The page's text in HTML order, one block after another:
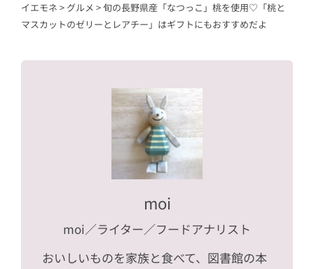
イエモネ > グルメ >旬の長野県産「なつっこ」桃を使用♡「桃と
マスカットのゼリーとレアチー」はギフトにもおすすめだよ
moi
moi／ライター／フードアナリスト
おいしいものを家族と食べて、図書館の本